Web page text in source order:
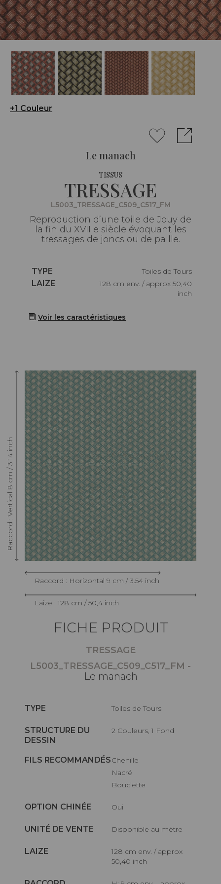
+1 Couleur
Le manach
TISSUS
TRESSAGE
L5003_TRESSAGE_C509_C517_FM
Reproduction d’une toile de Jouy de
la fin du XVIIIe siècle évoquant les
tressages de joncs ou de paille.
Caractéristiques
TYPE
Toiles de Tours
Caractéristiques
LAIZE
128 cm env. / approx 50,40
inch
Voir les caractéristiques
Raccord : Vertical 8 cm / 3.14 inch
Raccord : Horizontal 9 cm / 3.54 inch
Laize : 128 cm / 50,4 inch
FICHE PRODUIT
TRESSAGE
L5003_TRESSAGE_C509_C517_FM -
Le manach
TYPE Toiles de Tours
STRUCTURE DU
DESSIN
2 Couleurs, 1 Fond
FILS RECOMMANDÉS
Chenille
Nacré
Bouclette
OPTION CHINÉE Oui
UNITÉ DE VENTE Disponible au mètre
LAIZE
128 cm env. / approx
50,40 inch